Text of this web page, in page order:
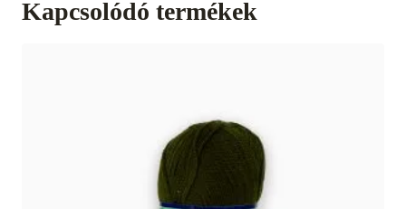
Kapcsolódó termékek